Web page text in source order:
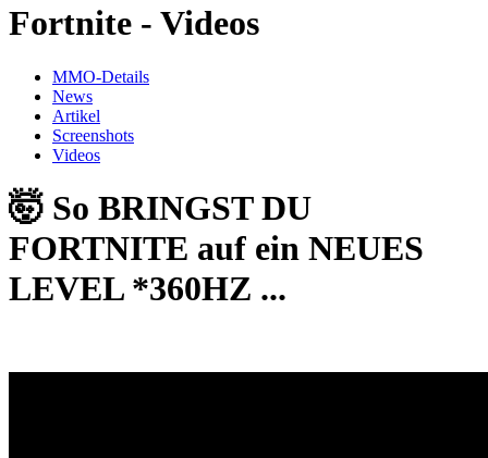
Fortnite - Videos
MMO-Details
News
Artikel
Screenshots
Videos
🤯 So BRINGST DU
FORTNITE auf ein NEUES
LEVEL *360HZ ...